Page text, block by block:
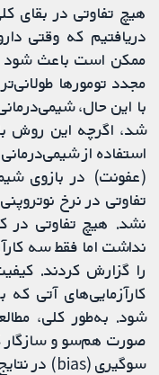
هیچ تفاوتی در بقای
دریافتیم که وقتی
ممکن است باعث
مجدد تومورها
با این حال،
شد، اگرچه این روش
استفاده از
(عفونت) در بازوی
تفاوتی در نرخ
نشد. هیچ تفاوتی در
نداشت اما فقط سه
را گزارش کردند.
کارآزمایی‌های آتی که
شود. به‌طور کلی،
صورت هم‌سو و سازگار
سوگیری (bias) در نتایج باشد.